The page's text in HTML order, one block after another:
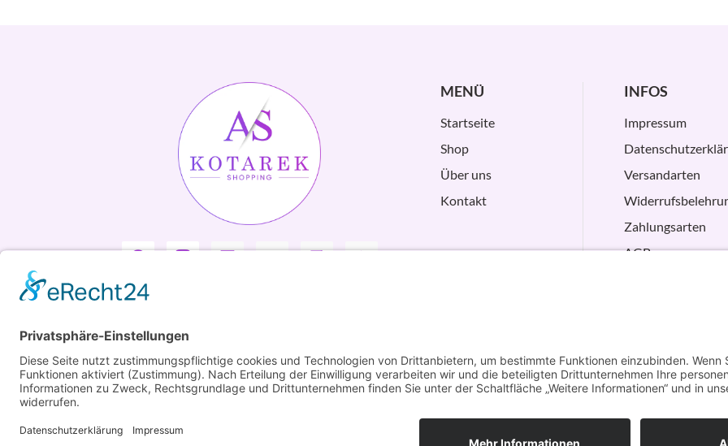
MENÜ
Startseite
Shop
Über uns
Kontakt
INFOS
Impressum
Versandarten
Zahlungsarten
AGB